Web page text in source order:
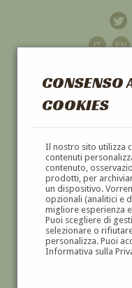
CONSENSO
COOKIES
Il nostro sito utilizza
contenuti
contenuto,
prodotti, per
un dispositivo.
opzionali (analitici e
migliore esperienza
Puoi scegliere di
selezionare o
personalizza. Puoi
Informativa sulla
DIPINTI E